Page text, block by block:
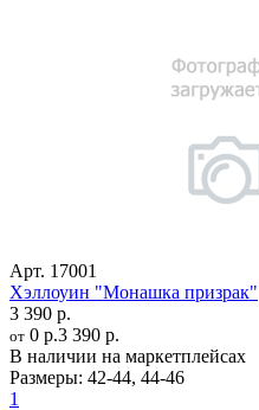
Арт. 17001
Хэллоуин "Монашка призрак"
3 390 р.
от 0 р.3 390 р.
В наличии на маркетплейсах
Размеры: 42-44, 44-46
1